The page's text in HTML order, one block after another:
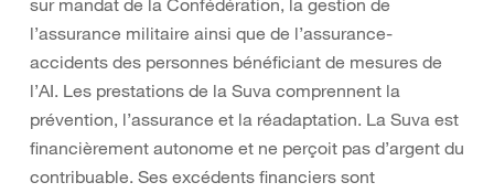
sur mandat de la Confédération, la gestion de
l’assurance militaire ainsi que de l’assurance-
accidents des personnes bénéficiant de mesures de
l’AI. Les prestations de la Suva comprennent la
prévention, l’assurance et la réadaptation. La Suva est
financièrement autonome et ne perçoit pas d’argent du
contribuable. Ses excédents financiers sont